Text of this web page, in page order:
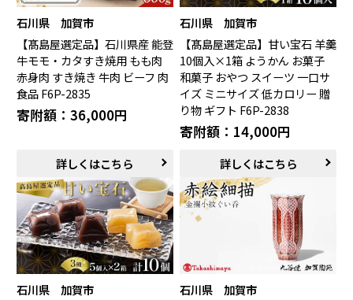
小豆島町（香川県）
松山市（愛媛県）
東温市（愛媛県）
砥部町（愛媛県）
九州エリア
壱岐市（長崎県）
西海市（長崎県）
宇城市（熊本県）
指宿市（鹿児島県）
石川県 加賀市
【髙島屋選定品】石川県産 能登
牛モモ・カタすき焼用 もも肉
赤身肉 すき焼き 牛肉 ビーフ 肉
食品 F6P-2835
寄附額：36,000円
詳しくはこちら
石川県 加賀市
【髙島屋選定品】甘い宝石 羊羹
10個入×1箱 ようかん お菓子
和菓子 おやつ スイーツ 一口サ
イズ ミニサイズ 低カロリー 贈
り物 ギフト F6P-2838
寄附額：14,000円
詳しくはこちら
石川県 加賀市
石川県 加賀市